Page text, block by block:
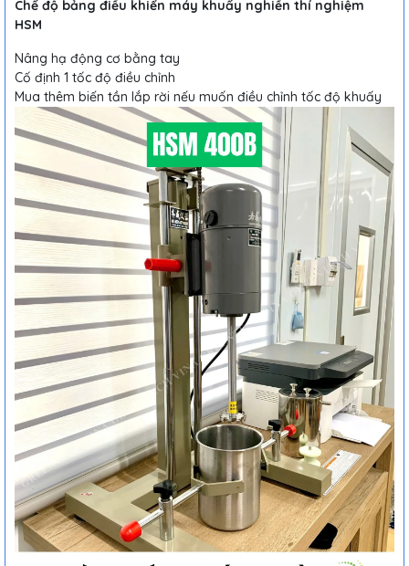
Chế độ bảng điều khiển máy khuấy nghiền thí nghiệm
HSM
Nâng hạ động cơ bằng tay
Cố định 1 tốc độ điều chỉnh
Mua thêm biến tần lắp rời nếu muốn điều chỉnh tốc độ khuấy